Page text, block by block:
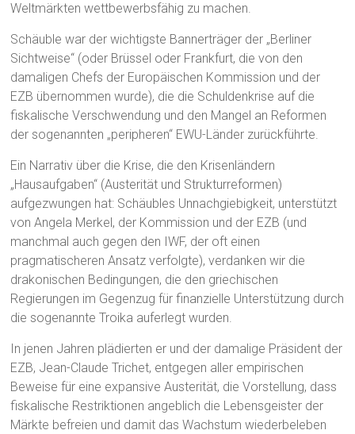
Weltmärkten wettbewerbsfähig zu machen.
Schäuble war der wichtigste Bannerträger der „Berliner
Sichtweise“ (oder Brüssel oder Frankfurt, die von den
damaligen Chefs der Europäischen Kommission und der
EZB übernommen wurde), die die Schuldenkrise auf die
fiskalische Verschwendung und den Mangel an Reformen
der sogenannten „peripheren“ EWU-Länder zurückführte.
Ein Narrativ über die Krise, die den Krisenländern
„Hausaufgaben“ (Austerität und Strukturreformen)
aufgezwungen hat: Schäubles Unnachgiebigkeit, unterstützt
von Angela Merkel, der Kommission und der EZB (und
manchmal auch gegen den IWF, der oft einen
pragmatischeren Ansatz verfolgte), verdanken wir die
drakonischen Bedingungen, die den griechischen
Regierungen im Gegenzug für finanzielle Unterstützung durch
die sogenannte Troika auferlegt wurden.
In jenen Jahren plädierten er und der damalige Präsident der
EZB, Jean-Claude Trichet, entgegen aller empirischen
Beweise für eine expansive Austerität, die Vorstellung, dass
fiskalische Restriktionen angeblich die Lebensgeister der
Märkte befreien und damit das Wachstum wiederbeleben